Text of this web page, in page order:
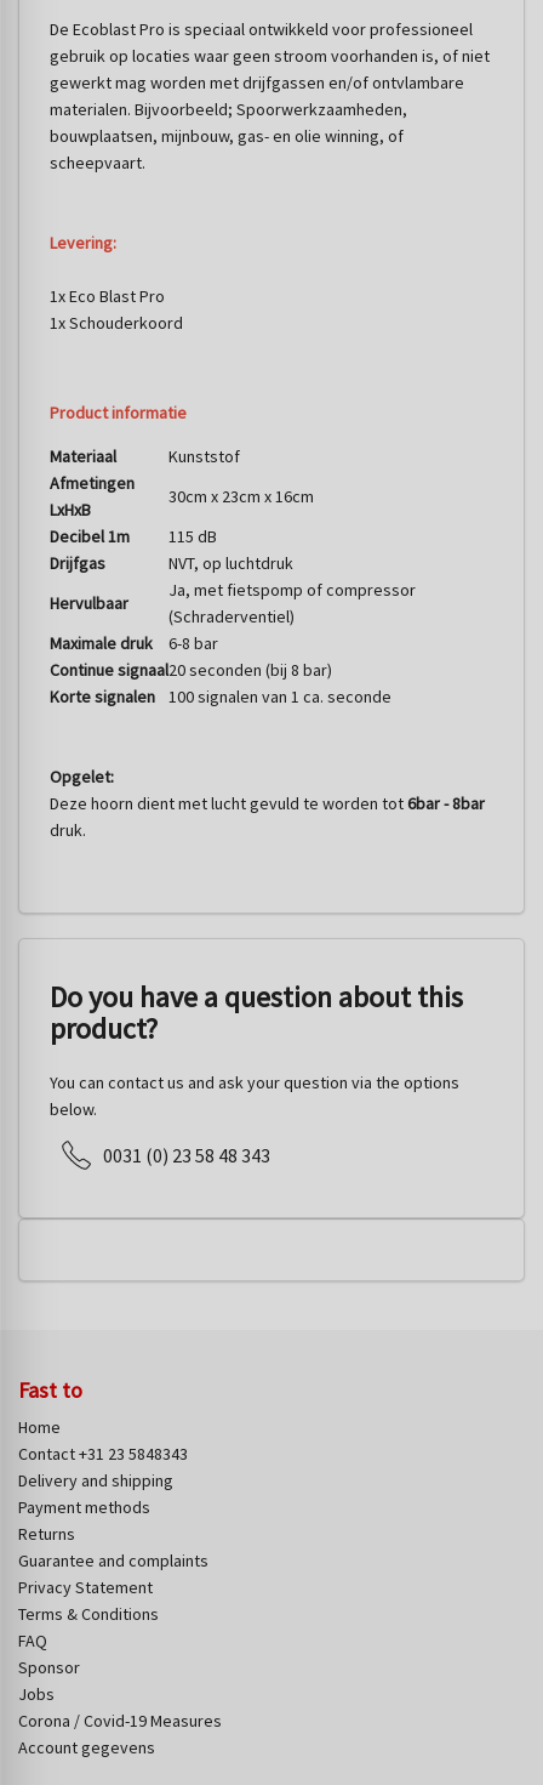
De Ecoblast Pro is speciaal ontwikkeld voor professioneel
gebruik op locaties waar geen stroom voorhanden is, of niet
gewerkt mag worden met drijfgassen en/of ontvlambare
materialen. Bijvoorbeeld; Spoorwerkzaamheden,
bouwplaatsen, mijnbouw, gas- en olie winning, of
scheepvaart.
Levering:
1x Eco Blast Pro
1x Schouderkoord
Product informatie
Materiaal
Kunststof
Afmetingen
LxHxB
30cm x 23cm x 16cm
Decibel 1m
115 dB
Drijfgas
NVT, op luchtdruk
Hervulbaar
Ja, met fietspomp of compressor
(Schraderventiel)
Maximale druk
6-8 bar
Continue signaal20 seconden (bij 8 bar)
Korte signalen
100 signalen van 1 ca. seconde
Opgelet:
Deze hoorn dient met lucht gevuld te worden tot6bar - 8bar
druk.
Do you have a question about this
product?
You can contact us and ask your question via the options
below.
0031 (0) 23 58 48 343
Fast to
Home
Contact +31 23 5848343
Delivery and shipping
Payment methods
Returns
Guarantee and complaints
Privacy Statement
Terms & Conditions
FAQ
Sponsor
Jobs
Corona / Covid-19 Measures
Account gegevens